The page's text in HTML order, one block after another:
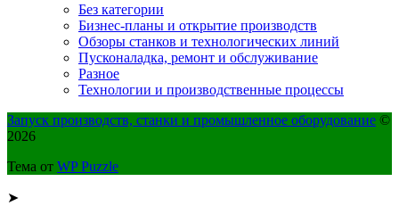
Без категории
Бизнес-планы и открытие производств
Обзоры станков и технологических линий
Пусконаладка, ремонт и обслуживание
Разное
Технологии и производственные процессы
Запуск производств, станки и промышленное оборудование ©
2026
Тема от WP Puzzle
➤